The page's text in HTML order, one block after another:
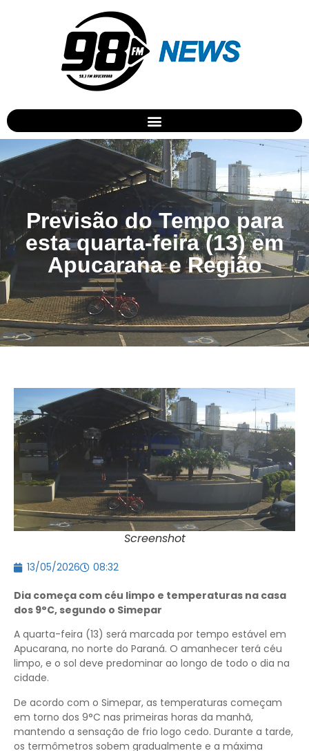
Previsão do Tempo para
esta quarta-feira (13) em
Apucarana e Região
Screenshot
13/05/2026 08:32
Dia começa com céu limpo e temperaturas na casa
dos 9°C, segundo o Simepar
A quarta-feira (13) será marcada por tempo estável em
Apucarana, no norte do Paraná. O amanhecer terá céu
limpo, e o sol deve predominar ao longo de todo o dia na
cidade.
De acordo com o Simepar, as temperaturas começam
em torno dos 9°C nas primeiras horas da manhã,
mantendo a sensação de frio logo cedo. Durante a tarde,
os termômetros sobem gradualmente e a máxima